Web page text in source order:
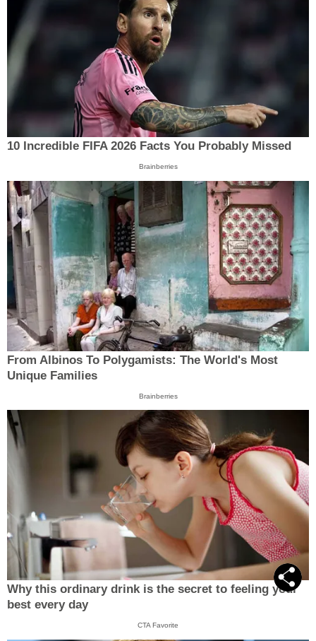
10 Incredible FIFA 2026 Facts You Probably Missed
Brainberries
From Albinos To Polygamists: The World's Most
Unique Families
Brainberries
Why this ordinary drink is the secret to feeling your
best every day
CTA Favorite